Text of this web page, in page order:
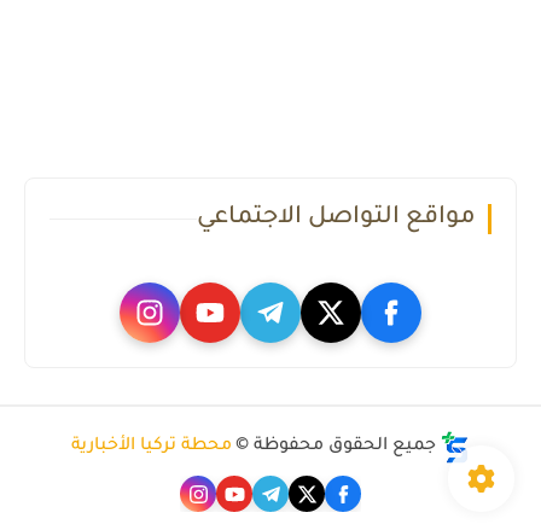
مواقع التواصل الاجتماعي
جميع الحقوق محفوظة © محطة تركيا الأخبارية